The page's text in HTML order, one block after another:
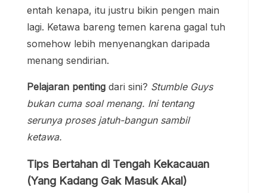
entah kenapa, itu justru bikin pengen main
lagi. Ketawa bareng temen karena gagal tuh
somehow lebih menyenangkan daripada
menang sendirian.
Pelajaran penting dari sini? Stumble Guys
bukan cuma soal menang. Ini tentang
serunya proses jatuh-bangun sambil
ketawa.
Tips Bertahan di Tengah Kekacauan
(Yang Kadang Gak Masuk Akal)